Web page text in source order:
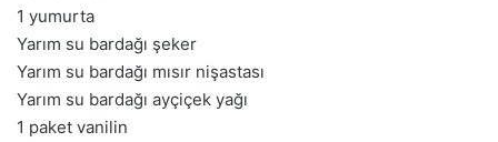
1 yumurta
Yarım su bardağı şeker
Yarım su bardağı mısır nişastası
Yarım su bardağı ayçiçek yağı
1 paket vanilin